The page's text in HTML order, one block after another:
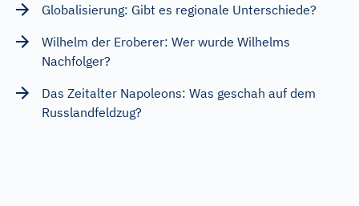
Globalisierung: Gibt es regionale Unterschiede?
Wilhelm der Eroberer: Wer wurde Wilhelms
Nachfolger?
Das Zeitalter Napoleons: Was geschah auf dem
Russlandfeldzug?